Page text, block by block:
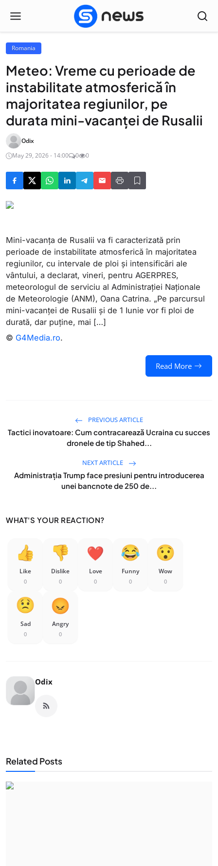
Romania
Meteo: Vreme cu perioade de
instabilitate atmosferică în
majoritatea regiunilor, pe
durata mini-vacanţei de Rusalii
Odix
May 29, 2026 - 14:00
0 0
Mini-vacanţa de Rusalii va fi caracterizată prin
perioade de instabilitate atmosferică în majoritatea
regiunilor, cu intervale de ploi şi intensificări ale
vântului, a declarat, vineri, pentru AGERPRES,
meteorologul de serviciu al Administraţiei Naţionale
de Meteorologie (ANM), Oana Catrina. „Pe parcursul
mini-vacanţei de Rusalii şi de 1 Iunie vor fi ploi de
durată, dar puţine, mai […]
© G4Media.ro.
Read More
PREVIOUS ARTICLE
Tactici inovatoare: Cum contracarează Ucraina cu succes
dronele de tip Shahed...
NEXT ARTICLE
Administrația Trump face presiuni pentru introducerea
unei bancnote de 250 de...
WHAT'S YOUR REACTION?
Like
0
Dislike
0
Love
0
Funny
0
Wow
0
Sad
0
Angry
0
Odix
Related Posts